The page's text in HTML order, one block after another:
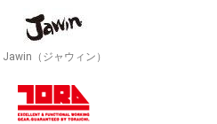
Jawin（ジャウィン）